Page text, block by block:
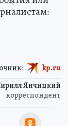
Янчицкий
корреспондент
kp.ru